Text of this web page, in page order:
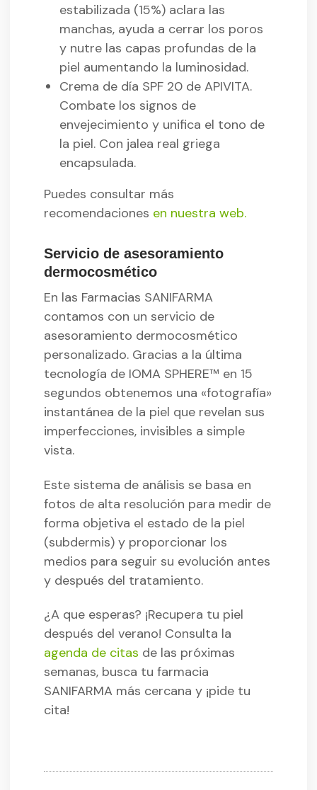
estabilizada (15%) aclara las
manchas, ayuda a cerrar los poros
y nutre las capas profundas de la
piel aumentando la luminosidad.
Crema de día SPF 20 de APIVITA.
Combate los signos de
envejecimiento y unifica el tono de
la piel. Con jalea real griega
encapsulada.
Puedes consultar más
recomendaciones en nuestra web.
Servicio de asesoramiento
dermocosmético
En las Farmacias SANIFARMA
contamos con un servicio de
asesoramiento dermocosmético
personalizado. Gracias a la última
tecnología de IOMA SPHERE™ en 15
segundos obtenemos una «fotografía»
instantánea de la piel que revelan sus
imperfecciones, invisibles a simple
vista.
Este sistema de análisis se basa en
fotos de alta resolución para medir de
forma objetiva el estado de la piel
(subdermis) y proporcionar los
medios para seguir su evolución antes
y después del tratamiento.
¿A que esperas? ¡Recupera tu piel
después del verano! Consulta la
agenda de citas de las próximas
semanas, busca tu farmacia
SANIFARMA más cercana y ¡pide tu
cita!